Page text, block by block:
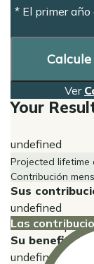
* El primer
Ver
Your
undefined
Projected lifetime
Contribución
Sus
undefined
Edad a la que
Show
Las
Su beneficio
undefined